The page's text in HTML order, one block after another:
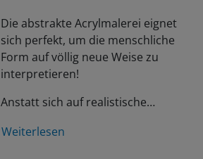
Die abstrakte Acrylmalerei eignet
sich perfekt, um die menschliche
Form auf völlig neue Weise zu
interpretieren!
Anstatt sich auf realistische…
Weiterlesen